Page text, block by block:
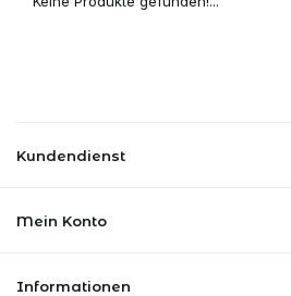
Kundendienst
Mein Konto
Informationen